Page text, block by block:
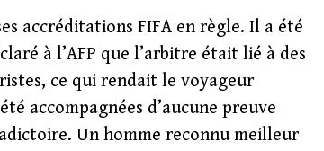
accréditations FIFA en règle. Il a été
à l’AFP que l’arbitre était lié à des
ce qui rendait le voyageur
accompagnées d’aucune preuve
Un homme reconnu meilleur